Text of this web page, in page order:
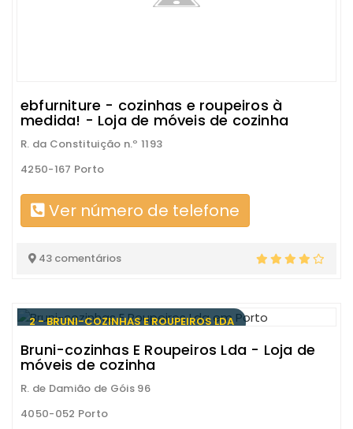
ebfurniture - cozinhas e roupeiros à
medida! - Loja de móveis de cozinha
R. da Constituição n.º 1193
4250-167 Porto
Ver número de telefone
43 comentários
2 - BRUNI-COZINHAS E ROUPEIROS LDA
Bruni-cozinhas E Roupeiros Lda - Loja de
móveis de cozinha
R. de Damião de Góis 96
4050-052 Porto